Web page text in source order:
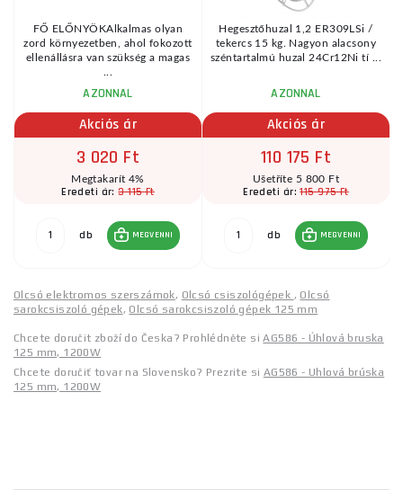
FŐ ELŐNYÖKAlkalmas olyan
zord környezetben, ahol fokozott
ellenállásra van szükség a magas
AZONNAL
Akciós ár
3 020 Ft
Megtakarít 4%
Eredeti ár:3 115 Ft
db MEGVENNI
Hegesztőhuzal 1,2 ER309LSi /
tekercs 15 kg. Nagyon alacsony
széntartalmú huzal 24Cr12Ni tí ...
AZONNAL
Akciós ár
110 175 Ft
Ušetříte 5 800 Ft
Eredeti ár:115 975 Ft
db MEGVENNI
Olcsó elektromos szerszámok, Olcsó csiszológépek , Olcsó
sarokcsiszoló gépek, Olcsó sarokcsiszoló gépek 125 mm
Chcete doručit zboží do Česka? Prohlédněte siAG586 - Úhlová bruska
125 mm, 1200W
Chcete doručiť tovar na Slovensko? Prezrite si AG586 - Uhlová brúska
125 mm, 1200W